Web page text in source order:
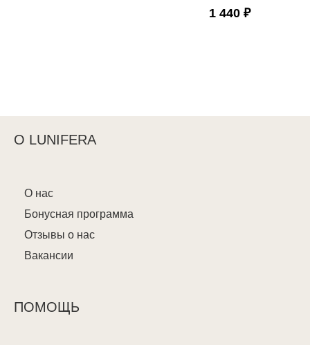
1 440 ₽
О LUNIFERA
О нас
Бонусная программа
Отзывы о нас
Вакансии
ПОМОЩЬ